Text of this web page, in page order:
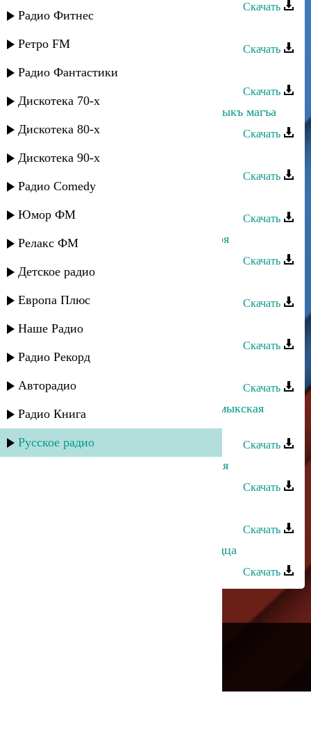
Радио Фитнес
Ретро FM
Радио Фантастики
Дискотека 70-х
Дискотека 80-х
Дискотека 90-х
Радио Comedy
Юмор ФМ
Релакс ФМ
Детское радио
Европа Плюс
Наше Радио
Радио Рекорд
Авторадио
Радио Книга
Русское радио
Скачать
Скачать
Т. Магомедов - Землячки
Скачать
Дагир Магомедов - Ярыгъынгъ тарыкъ магъа
Скачать
Дагир Магомедов - Сердцем горю
Скачать
Дагир Магомедов - Шут
Скачать
Апанди Магомедов - Бесценная моя
Скачать
Ханипа Магомедов - Друг сердца
Скачать
Дагир Магомедов - Моя звезда
Скачать
Загир Магомедов - Мой цветок
Скачать
Загир Магомедов и Кристина - Кумыкская
свадьба
Скачать
Алим Магомедов - Ох, зеленоглазая
Скачать
Скачать
Ханипа Магомедов - Желание сердца
Скачать